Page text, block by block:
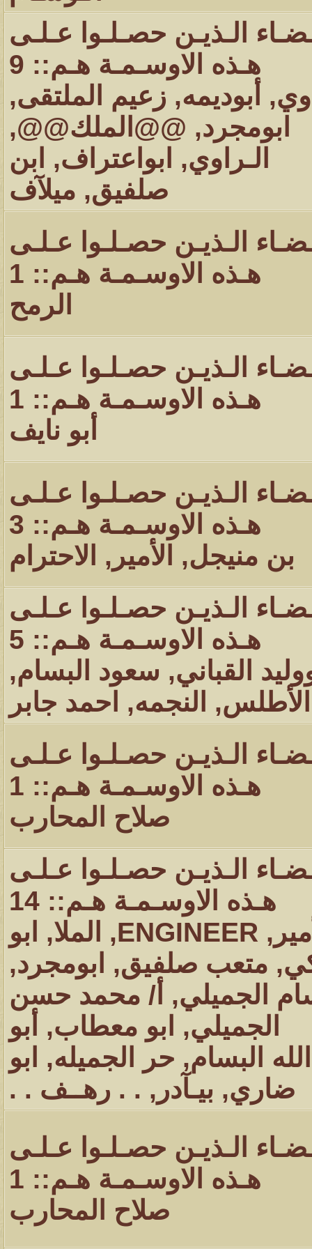
الـذيـن حصـلـوا عـلـى
هـذه الاوسـمـة هـم:: 9
, أبوديمه, زعيم الملتقى,
ابومجرد, @@الملك@@,
الـراوي, ابواعتراف,
ابن
صلفيق, ميلآف
الـذيـن حصـلـوا عـلـى
هـذه الاوسـمـة هـم:: 1
الرمح
الـذيـن حصـلـوا عـلـى
هـذه الاوسـمـة هـم:: 1
أبو نايف
الـذيـن حصـلـوا عـلـى
هـذه الاوسـمـة هـم:: 3
بن منيجل, الأمير ,
الاحترام
الـذيـن حصـلـوا عـلـى
هـذه الاوسـمـة هـم:: 5
القباني, سعود البسام,
الأطلس, النجمه, احمد جابر
الـذيـن حصـلـوا عـلـى
هـذه الاوسـمـة هـم:: 1
صلاح المحارب
الـذيـن حصـلـوا عـلـى
هـذه الاوسـمـة هـم:: 14
,
ENGINEER
, الملا,
ابو
, متعب صلفيق, ابومجرد,
الجميلي, أ/ محمد حسن
الجميلي, ابو معطاب,
أبو
البسام, حر الجميله,
ابو
ضاري, بيـآدر , . . رهــف . .
الـذيـن حصـلـوا عـلـى
هـذه الاوسـمـة هـم:: 1
صلاح المحارب